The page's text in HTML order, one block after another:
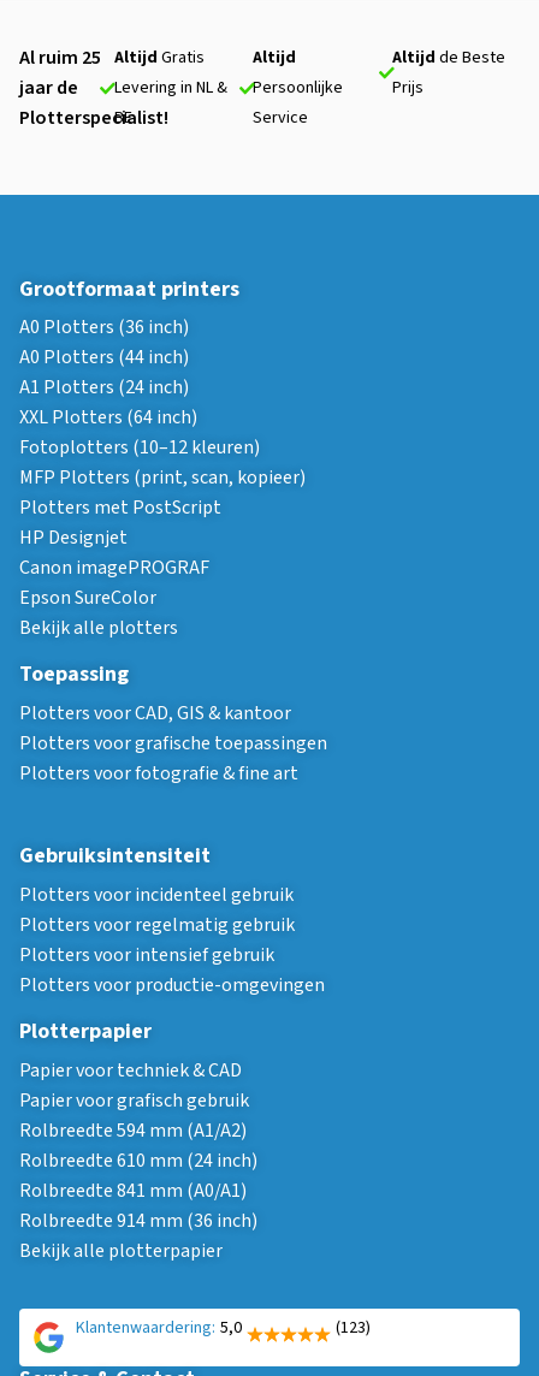
Al ruim 25
jaar de
Plotterspecialist!
Altijd Gratis
Levering in NL &
BE
Altijd
Persoonlijke
Service
Altijdde Beste
Prijs
Grootformaat printers
A0 Plotters (36 inch)
A0 Plotters (44 inch)
A1 Plotters (24 inch)
XXL Plotters (64 inch)
Fotoplotters (10–12 kleuren)
MFP Plotters (print, scan, kopieer)
Plotters met PostScript
HP Designjet
Canon imagePROGRAF
Epson SureColor
Bekijk alle plotters
Toepassing
Plotters voor CAD, GIS & kantoor
Plotters voor grafische toepassingen
Plotters voor fotografie & fine art
Gebruiksintensiteit
Plotters voor incidenteel gebruik
Plotters voor regelmatig gebruik
Plotters voor intensief gebruik
Plotters voor productie-omgevingen
Plotterpapier
Papier voor techniek & CAD
Papier voor grafisch gebruik
Rolbreedte 594 mm (A1/A2)
Rolbreedte 610 mm (24 inch)
Rolbreedte 841 mm (A0/A1)
Rolbreedte 914 mm (36 inch)
Bekijk alle plotterpapier
Klantenwaardering: 5,0 (123)